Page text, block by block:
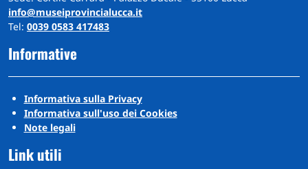
info@museiprovincialucca.it
Tel: 0039 0583 417483
Informative
Informativa sulla Privacy
Informativa sull'uso dei Cookies
Note legali
Link utili